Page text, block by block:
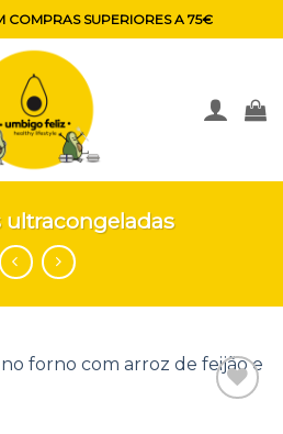
COMPRAS SUPERIORES A 75€